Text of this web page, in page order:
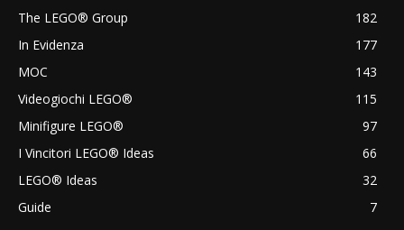
The LEGO® Group
182
In Evidenza
177
MOC
143
Videogiochi LEGO®
115
Minifigure LEGO®
97
I Vincitori LEGO® Ideas
66
LEGO® Ideas
32
Guide
7